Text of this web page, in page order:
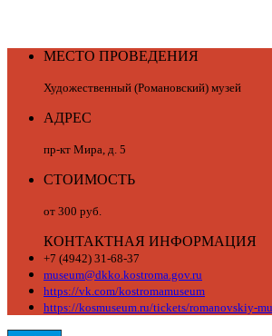
МЕСТО ПРОВЕДЕНИЯ
Художественный (Романовский) музей
АДРЕС
пр-кт Мира, д. 5
СТОИМОСТЬ
от 300 руб.
КОНТАКТНАЯ ИНФОРМАЦИЯ
+7 (4942) 31-68-37
museum@dkko.kostroma.gov.ru
https://vk.com/kostromamuseum
https://kosmuseum.ru/tickets/romanovskiy-